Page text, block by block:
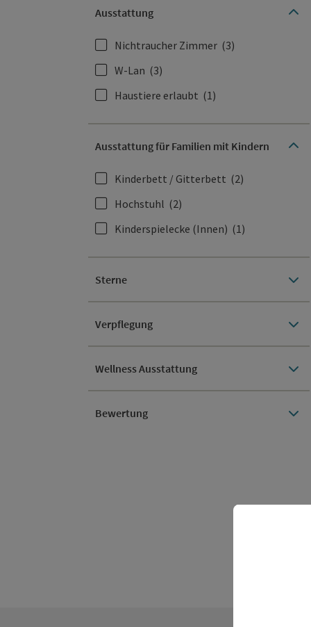
Ausstattung
Nichtraucher Zimmer (3)
W-Lan (3)
Haustiere erlaubt (1)
Ausstattung für Familien mit Kindern
Kinderbett / Gitterbett (2)
Hochstuhl (2)
Kinderspielecke (Innen) (1)
Sterne
Verpflegung
Wellness Ausstattung
Bewertung